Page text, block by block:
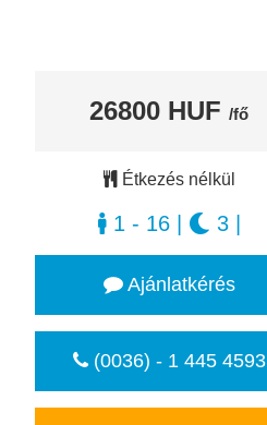
26800 HUF /fő
Étkezés nélkül
1 - 16| 3|
Ajánlatkérés
(0036) - 1 445 4593